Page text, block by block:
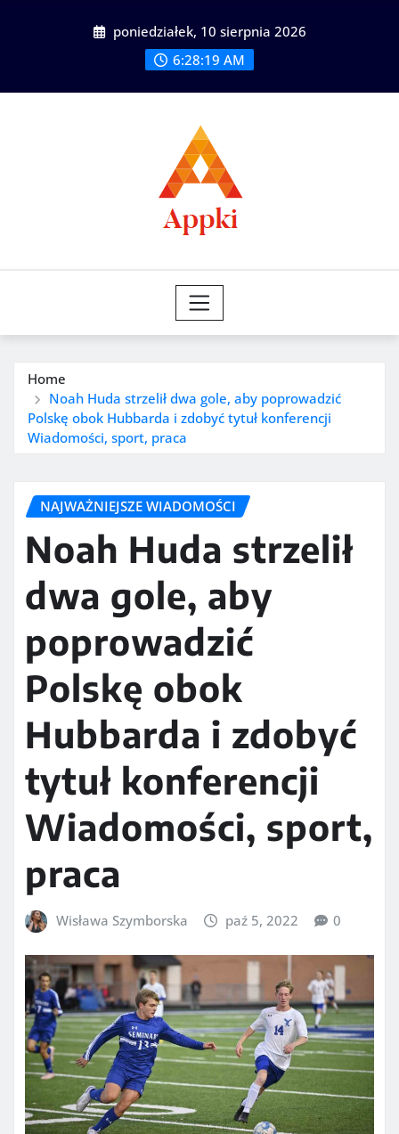
poniedziałek, 10 sierpnia 2026
6:28:21 AM
Home
Noah Huda strzelił dwa gole, aby poprowadzić
Polskę obok Hubbarda i zdobyć tytuł konferencji
Wiadomości, sport, praca
NAJWAŻNIEJSZE WIADOMOŚCI
Noah Huda strzelił
dwa gole, aby
poprowadzić
Polskę obok
Hubbarda i zdobyć
tytuł konferencji
Wiadomości, sport,
praca
Wisława Szymborska paź 5, 2022 0